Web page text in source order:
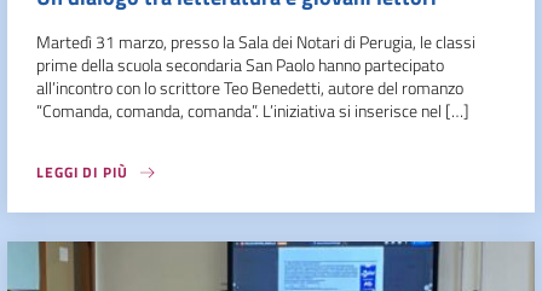
Martedì 31 marzo, presso la Sala dei Notari di Perugia, le classi
prime della scuola secondaria San Paolo hanno partecipato
all’incontro con lo scrittore Teo Benedetti, autore del romanzo
“Comanda, comanda, comanda”. L’iniziativa si inserisce nel […]
LEGGI DI PIÙ